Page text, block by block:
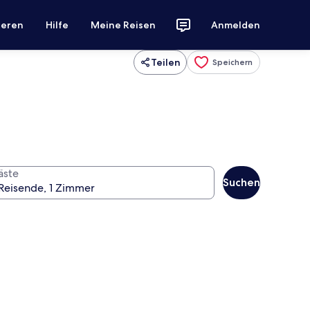
Hilfe Meine Reisen Anmelden
Teilen Speichern
Suchen